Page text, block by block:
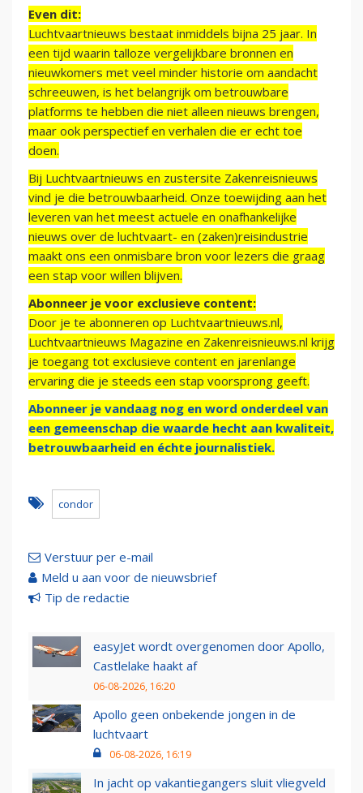
Even dit:
Luchtvaartnieuws bestaat inmiddels bijna 25 jaar. In
een tijd waarin talloze vergelijkbare bronnen en
nieuwkomers met veel minder historie om aandacht
schreeuwen, is het belangrijk om betrouwbare
platforms te hebben die niet alleen nieuws brengen,
maar ook perspectief en verhalen die er echt toe
doen.
Bij Luchtvaartnieuws en zustersite Zakenreisnieuws
vind je die betrouwbaarheid. Onze toewijding aan het
leveren van het meest actuele en onafhankelijke
nieuws over de luchtvaart- en (zaken)reisindustrie
maakt ons een onmisbare bron voor lezers die graag
een stap voor willen blijven.
Abonneer je voor exclusieve content:
Door je te abonneren op Luchtvaartnieuws.nl,
Luchtvaartnieuws Magazine en Zakenreisnieuws.nl krijg
je toegang tot exclusieve content en jarenlange
ervaring die je steeds een stap voorsprong geeft.
Abonneer je vandaag nog en word onderdeel van
een gemeenschap die waarde hecht aan kwaliteit,
betrouwbaarheid en échte journalistiek.
condor
Verstuur per e-mail
Meld u aan voor de nieuwsbrief
Tip de redactie
easyJet wordt overgenomen door Apollo,
Castlelake haakt af
06-08-2026, 16:20
Apollo geen onbekende jongen in de
luchtvaart
06-08-2026, 16:19
In jacht op vakantiegangers sluit vliegveld